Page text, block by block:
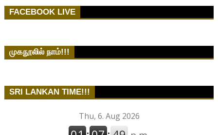
FACEBOOK LIVE
முகநூலில் நாம்!!!
SRI LANKAN TIME!!!